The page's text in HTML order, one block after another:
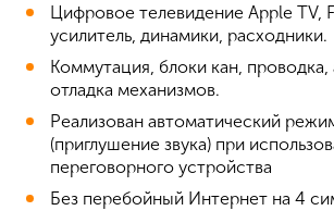
Цифровое телевидение Apple TV,
усилитель, динамики, расходники.
Коммутация, блоки кан, проводка,
отладка механизмов.
Реализован автоматический
(приглушение звука) при
переговорного устройства
Без перебойный Интернет на 4